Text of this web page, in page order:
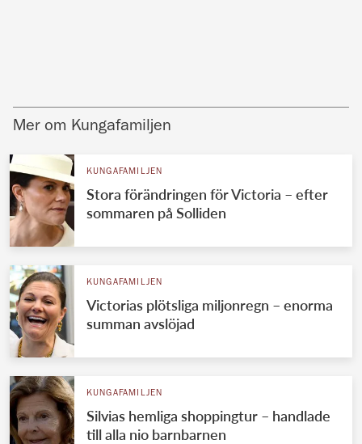
Mer om Kungafamiljen
KUNGAFAMILJEN
Stora förändringen för Victoria – efter
sommaren på Solliden
KUNGAFAMILJEN
Victorias plötsliga miljonregn – enorma
summan avslöjad
KUNGAFAMILJEN
Silvias hemliga shoppingtur – handlade
till alla nio barnbarnen